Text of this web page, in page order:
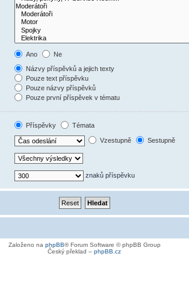
Ano
Ne
Názvy příspěvků a jejich texty
Pouze text příspěvku
Pouze názvy příspěvků
Pouze první příspěvek v tématu
Příspěvky
Témata
Vzestupně Sestupně
znaků příspěvku
Založeno na phpBB® Forum Software © phpBB Group
Český překlad – phpBB.cz